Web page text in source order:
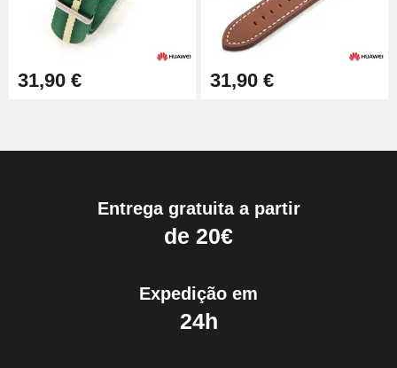
31,90 € 31,90 €
Entrega gratuita a partir
de 20€
Expedição em
24h